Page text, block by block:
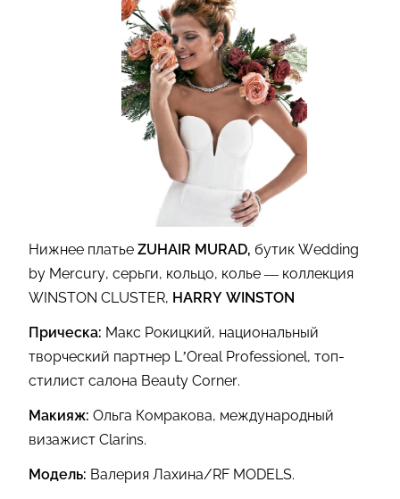
Нижнее платье ZUHAIR MURAD, бутик Wedding
by Mercury, серьги, кольцо, колье — коллекция
WINSTON CLUSTER, HARRY WINSTON
Прическа: Макс Рокицкий, национальный
творческий партнер L’Oreal Professionel, топ-
стилист салона Beauty Corner.
Макияж: Ольга Комракова, международный
визажист Clarins.
Модель: Валерия Лахина/RF MODELS.